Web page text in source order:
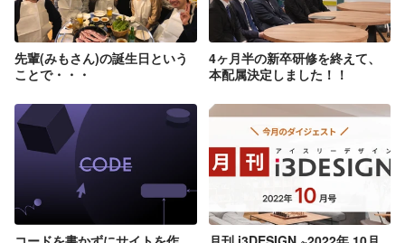
先輩(みもさん)の誕生日という
ことで・・・
4ヶ月半の新卒研修を終えて、
本配属決定しました！！